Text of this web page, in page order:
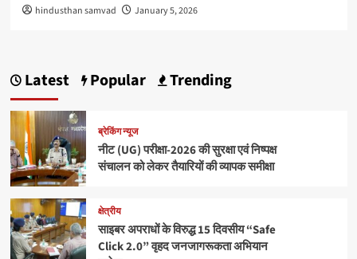
hindusthan samvad January 5, 2026
Latest Popular Trending
ब्रेकिंग न्यूज
नीट (UG) परीक्षा-2026 की सुरक्षा एवं निष्पक्ष
संचालन को लेकर तैयारियों की व्यापक समीक्षा
क्षेत्रीय
साइबर अपराधों के विरुद्ध 15 दिवसीय “Safe
Click 2.0” वृहद जनजागरूकता अभियान